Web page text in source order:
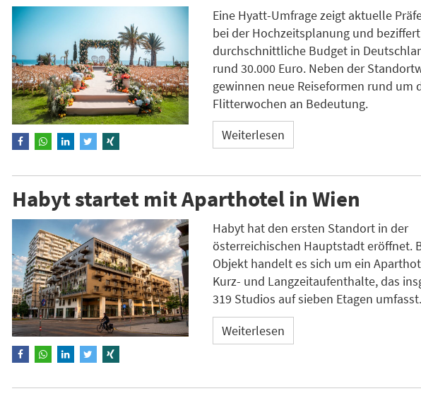
Eine Hyatt-Umfrage zeigt aktuelle
bei der Hochzeitsplanung und
durchschnittliche Budget in
rund 30.000 Euro. Neben der
gewinnen neue Reiseformen rund um
Flitterwochen an Bedeutung.
Weiterlesen
Habyt startet mit Aparthotel in Wien
Habyt hat den ersten Standort in der
österreichischen Hauptstadt eröffnet.
Objekt handelt es sich um ein
Kurz- und Langzeitaufenthalte, das
319 Studios auf sieben Etagen umfasst.
Weiterlesen